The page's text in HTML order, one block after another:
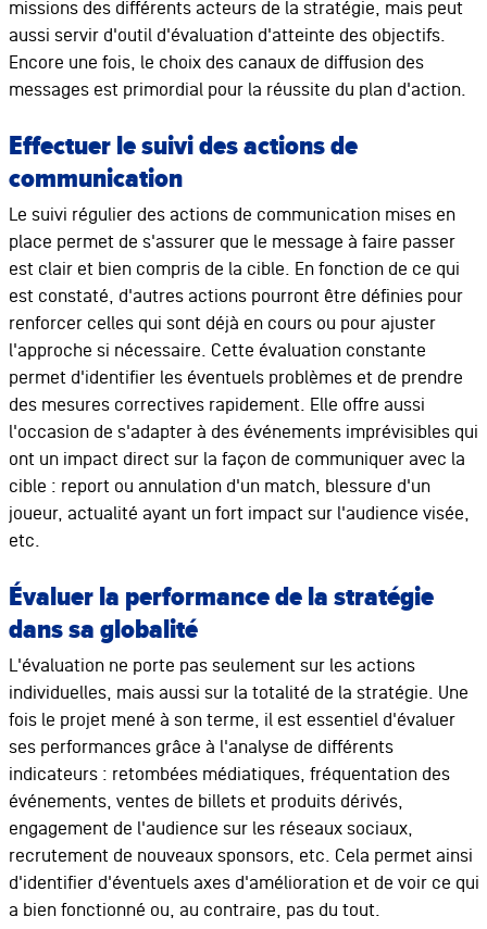
missions des différents acteurs de la stratégie, mais peut
aussi servir d'outil d'évaluation d'atteinte des objectifs.
Encore une fois, le choix des canaux de diffusion des
messages est primordial pour la réussite du plan d'action.
Effectuer le suivi des actions de
communication
Le suivi régulier des actions de communication mises en
place permet de s'assurer que le message à faire passer
est clair et bien compris de la cible. En fonction de ce qui
est constaté, d'autres actions pourront être définies pour
renforcer celles qui sont déjà en cours ou pour ajuster
l'approche si nécessaire. Cette évaluation constante
permet d'identifier les éventuels problèmes et de prendre
des mesures correctives rapidement. Elle offre aussi
l'occasion de s'adapter à des événements imprévisibles qui
ont un impact direct sur la façon de communiquer avec la
cible : report ou annulation d'un match, blessure d'un
joueur, actualité ayant un fort impact sur l'audience visée,
etc.
Évaluer la performance de la stratégie
dans sa globalité
L'évaluation ne porte pas seulement sur les actions
individuelles, mais aussi sur la totalité de la stratégie. Une
fois le projet mené à son terme, il est essentiel d'évaluer
ses performances grâce à l'analyse de différents
indicateurs : retombées médiatiques, fréquentation des
événements, ventes de billets et produits dérivés,
engagement de l'audience sur les réseaux sociaux,
recrutement de nouveaux sponsors, etc. Cela permet ainsi
d'identifier d'éventuels axes d'amélioration et de voir ce qui
a bien fonctionné ou, au contraire, pas du tout.